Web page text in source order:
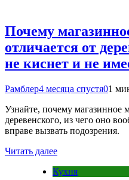
Почему
отличается от
не киснет и не
Рамблер4 месяца спустя01
Узнайте, почему магазинное
деревенского, из чего оно
вправе вызвать подозрения.
Читать далее
Кухня